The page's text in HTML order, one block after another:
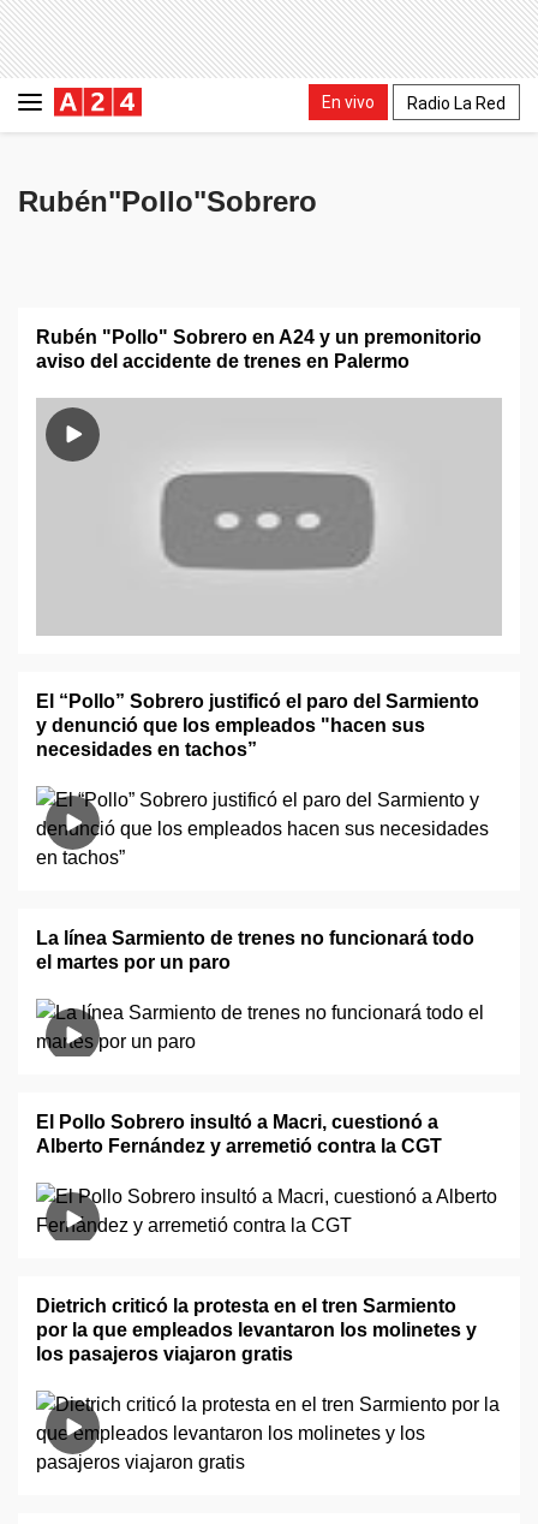
En vivo Radio La Red
Rubén"Pollo"Sobrero
Rubén "Pollo" Sobrero en A24 y un premonitorio
aviso del accidente de trenes en Palermo
El “Pollo” Sobrero justificó el paro del Sarmiento
y denunció que los empleados "hacen sus
necesidades en tachos”
La línea Sarmiento de trenes no funcionará todo
el martes por un paro
El Pollo Sobrero insultó a Macri, cuestionó a
Alberto Fernández y arremetió contra la CGT
Dietrich criticó la protesta en el tren Sarmiento
por la que empleados levantaron los molinetes y
los pasajeros viajaron gratis